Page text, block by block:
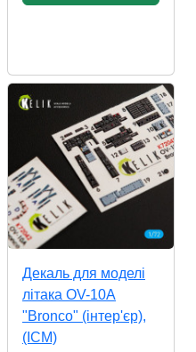
Декаль для моделі
літака OV-10A
"Bronco" (інтер'єр),
(ICM)